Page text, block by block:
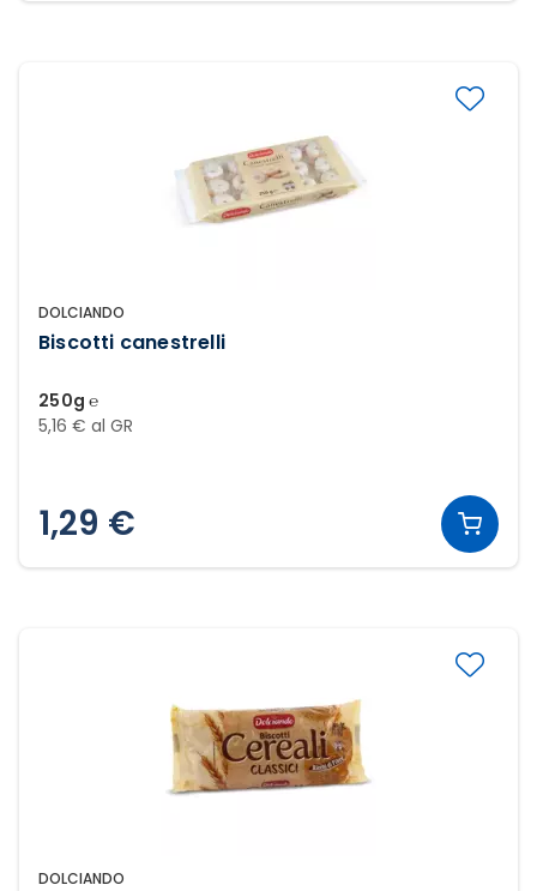
DOLCIANDO
Biscotti canestrelli
250g ℮
5,16 € al GR
1,29 €
DOLCIANDO